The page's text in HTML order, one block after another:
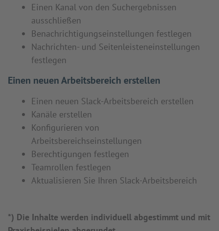
Einen Kanal von den Suchergebnissen
ausschließen
Benachrichtigungseinstellungen festlegen
Nachrichten- und Seitenleisteneinstellungen
festlegen
Einen neuen Arbeitsbereich erstellen
Einen neuen Slack-Arbeitsbereich erstellen
Kanäle erstellen
Konfigurieren von
Arbeitsbereichseinstellungen
Berechtigungen festlegen
Teamrollen festlegen
Aktualisieren Sie Ihren Slack-Arbeitsbereich
*) Die Inhalte werden individuell abgestimmt und mit